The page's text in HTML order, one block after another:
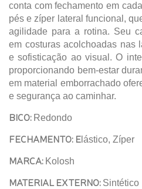
conta com fechamento em
pés e zíper lateral funcional,
agilidade para a rotina. Seu
em costuras acolchoadas nas
e sofisticação ao visual. O
proporcionando bem-estar
em material emborrachado
e segurança ao caminhar.
BICO: Redondo
FECHAMENTO: E lástico, Zíper
MARCA: Kolosh
MATERIAL EXTERNO: Sintético